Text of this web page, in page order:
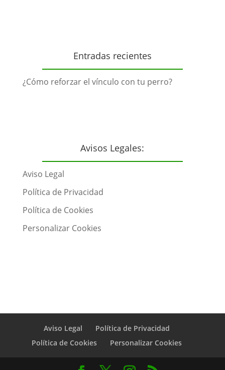
Entradas recientes
¿Cómo reforzar el vínculo con tu perro?
Avisos Legales:
Aviso Legal
Política de Privacidad
Política de Cookies
Personalizar Cookies
Aviso Legal
Política de Privacidad
Política de Cookies
Personalizar Cookies